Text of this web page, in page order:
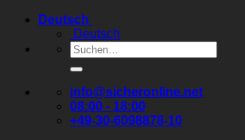
Zum
springen
Deutsch
Deutsch
Suchen
nach:
info@sicheronline.net
08:00 - 18:00
+49-30-6098878-10